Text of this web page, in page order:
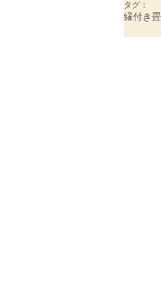
タグ：
縁付き畳